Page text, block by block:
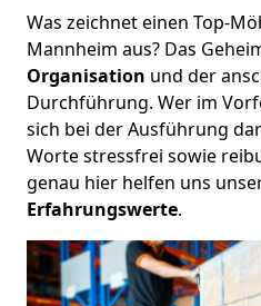
Was zeichnet einen Top-
Mannheim aus? Das
Organisation und der
Durchführung. Wer im
sich bei der Ausführung
Worte stressfrei sowie
genau hier helfen uns
Erfahrungswerte.